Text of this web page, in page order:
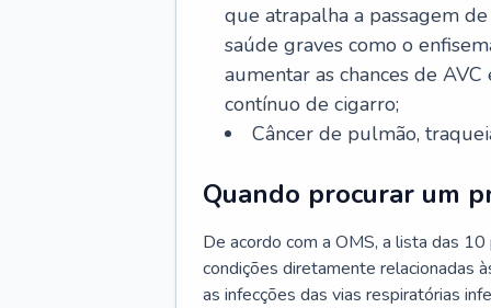
que atrapalha a passagem
saúde graves como o
aumentar as chances de
contínuo de cigarro;
Câncer de pulmão,
Quando procurar um
De acordo com a OMS, a lista das
condições diretamente relacionadas
as infecções das vias respiratórias